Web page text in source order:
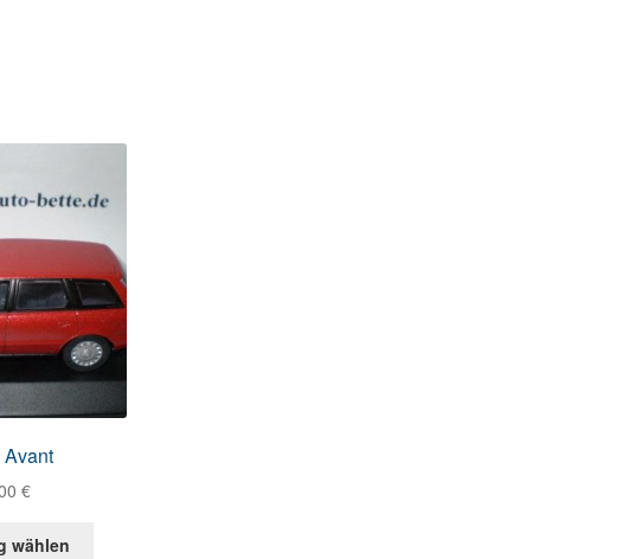
€
wählen